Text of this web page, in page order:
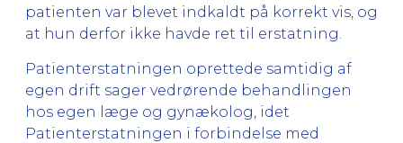
patienten var blevet indkaldt på korrekt vis, og
at hun derfor ikke havde ret til erstatning.
Patienterstatningen oprettede samtidig af
egen drift sager vedrørende behandlingen
hos egen læge og gynækolog, idet
Patienterstatningen i forbindelse med